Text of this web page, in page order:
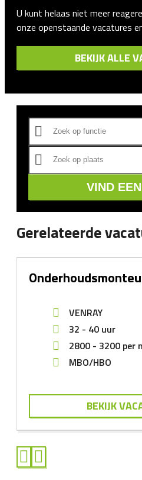
U kunt helaas niet meer
onze openstaande vacatures
BEKIJK ALLE
VIND
Gerelateerde
VENRAY
32 - 40 uur
2800 - 3200 per
MBO/HBO
BEKIJK